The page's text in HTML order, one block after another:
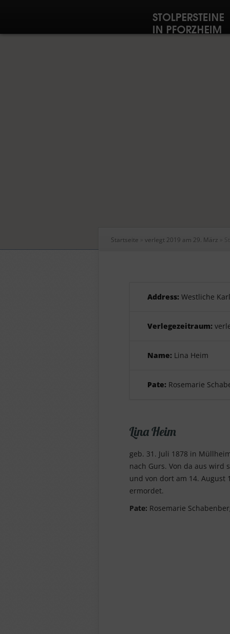
Startseite » verlegt 2019 am 29. März »
Address: Westliche
Verlegezeitraum:
Name: Lina Heim
Pate: Rosemarie
Lina Heim
geb. 31. Juli 1878 in
nach Gurs. Von da aus wird
und von dort am 14.
ermordet.
Pate: Rosemarie